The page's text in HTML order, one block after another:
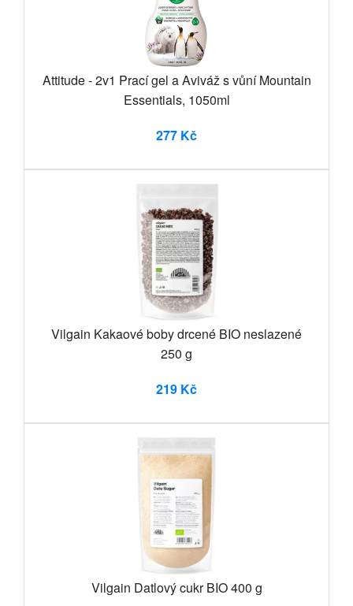
Attitude - 2v1 Prací gel a Aviváž s vůní Mountain
Essentials, 1050ml
277 Kč
Vilgain Kakaové boby drcené BIO neslazené
250 g
219 Kč
Vilgain Datlový cukr BIO 400 g